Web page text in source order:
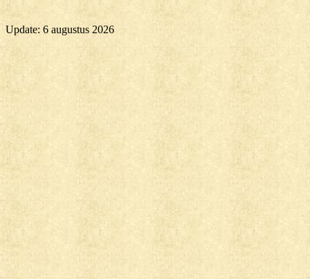
Update: 6 augustus 2026